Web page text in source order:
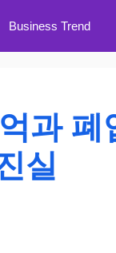
Business Trend
과 폐
실